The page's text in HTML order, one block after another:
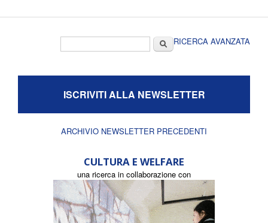
CercaRICERCA AVANZATA
ISCRIVITI ALLA NEWSLETTER
ARCHIVIO NEWSLETTER PRECEDENTI
CULTURA E WELFARE
una ricerca in collaborazione con